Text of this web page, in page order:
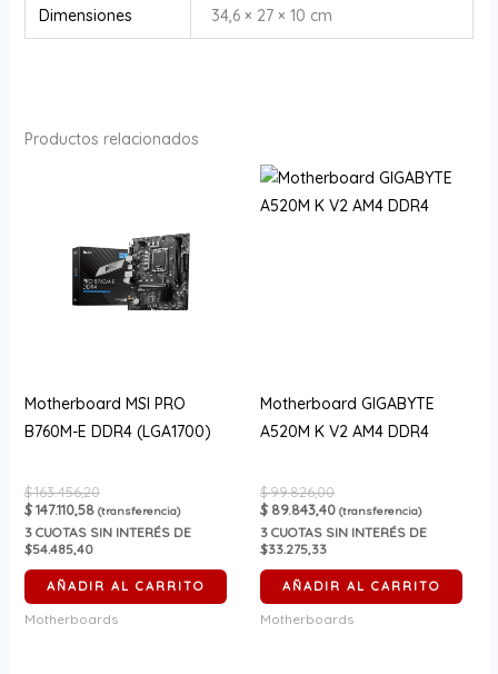
Dimensiones 34,6 × 27 × 10 cm
Productos relacionados
Motherboard MSI PRO
B760M-E DDR4 (LGA1700)
$163.456,20
$147.110,58 (transferencia)
3CUOTAS SIN INTERÉS DE
$54.485,40
AÑADIR AL CARRITO
Motherboards
Motherboard GIGABYTE
A520M K V2 AM4 DDR4
$99.826,00
$ 89.843,40 (transferencia)
3 CUOTAS SIN INTERÉS DE
$33.275,33
AÑADIR AL CARRITO
Motherboards